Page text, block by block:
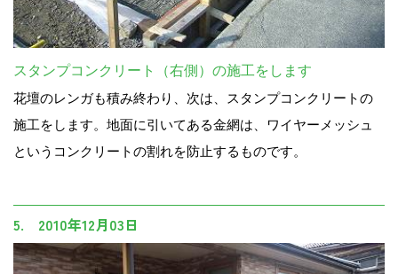
スタンプコンクリート（右側）の施工をします
花壇のレンガも積み終わり、次は、スタンプコンクリートの
施工をします。地面に引いてある金網は、ワイヤーメッシュ
というコンクリートの割れを防止するものです。
5. 2010年12月03日